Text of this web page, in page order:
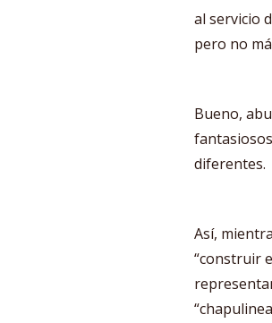
al servicio
pero no
Bueno,
diferentes.
Así,
“construir